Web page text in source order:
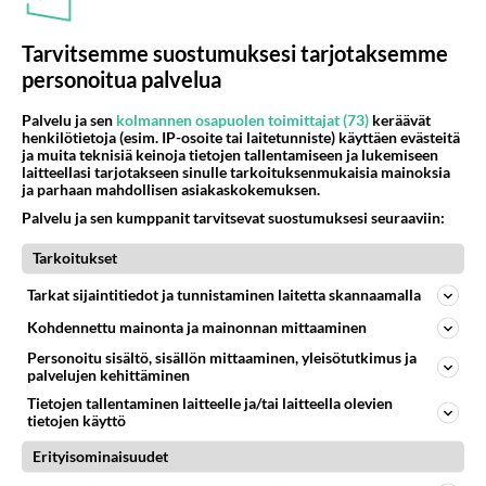
Tiesitkö? Martina Aitolehden isäpuoli on tämä suosittu laulaja
05.08.2026 07:23
Kotimaiset julkkisjuorut
1077
Mitä töitä kaivattusi on tehnyt?
😅
05.08.2026 13:25
Ikävä
64
Voiko meidän välit
Koskaan parantua tästä?
05.08.2026 05:34
72
881
06.08.2026 09:02
Maailman menoa
428
761
Onko kaivattusi
Kummallinen jossakin suhteessa?
05.08.2026 17:47
Ikävä
47
649
Tarvitsemme suostumuksesi tarjotaksemme
personoitua palvelua
Palvelu ja sen kolmannen osapuolen toimittajat (73) keräävät
henkilötietoja (esim. IP-osoite tai laitetunniste) käyttäen evästeitä
ja muita teknisiä keinoja tietojen tallentamiseen ja lukemiseen
laitteellasi tarjotakseen sinulle tarkoituksenmukaisia mainoksia
ja parhaan mahdollisen asiakaskokemuksen.
Palvelu ja sen kumppanit tarvitsevat suostumuksesi seuraaviin:
Tarkoitukset
Tarkat sijaintitiedot ja tunnistaminen laitetta skannaamalla
Kohdennettu mainonta ja mainonnan mittaaminen
Personoitu sisältö, sisällön mittaaminen, yleisötutkimus ja
palvelujen kehittäminen
Tietojen tallentaminen laitteelle ja/tai laitteella olevien
tietojen käyttö
Erityisominaisuudet